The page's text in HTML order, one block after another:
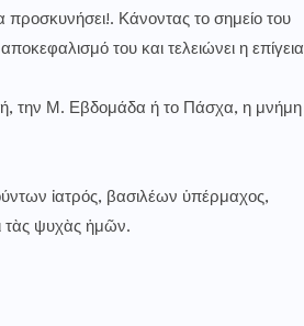
προσκυνήσει!. Κάνοντας το σημείο του
του και τελειώνει η επίγεια
την Μ. Εβδομάδα ή το Πάσχα, η μνήμη
ἰατρός, βασιλέων ὑπέρμαχος,
τὰς ψυχὰς ἡμῶν.